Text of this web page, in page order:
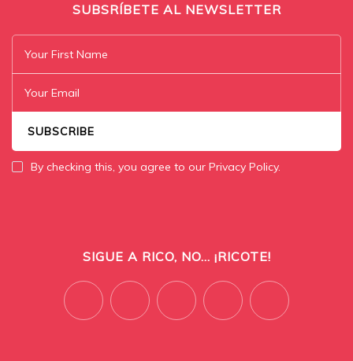
SUBSRÍBETE AL NEWSLETTER
By checking this, you agree to our Privacy Policy.
SIGUE A RICO, NO... ¡RICOTE!